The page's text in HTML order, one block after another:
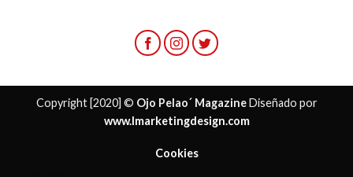
Copyright [2020] © Ojo Pelao´ MagazineDiseñado por
www.lmarketingdesign.com
Cookies